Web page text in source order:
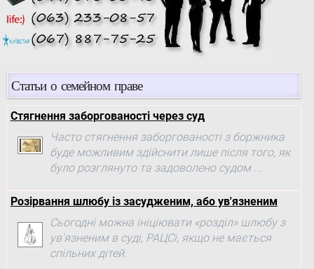
Статьи о семейном праве
Стягнення заборгованості через суд
Часто стягнення заборгованості з боржника
буде можливим здійснити лише після того, як
було розглянуто та задоволено судом ...
Розірвання шлюбу із засудженим, або ув'язненим
Сьогодні можна ініціювати «розділ» шлюбу з
ув'язненим в суді, РАЦСі, якщо не мається
спільних дітей.